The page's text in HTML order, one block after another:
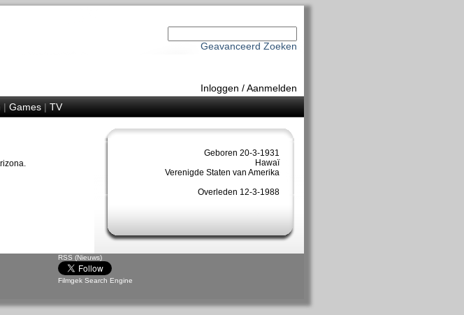
Geavanceerd Zoeken
Inloggen /Aanmelden
|Games|TV
Geboren 20-3-1931
Hawaï
Verenigde Staten van Amerika
Overleden 12-3-1988
RSS (Nieuws)
Filmgek Search Engine